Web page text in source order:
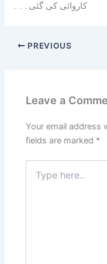
کاروائی کی گئی۔۔۔
PREVIOUS
Leave a
Your email address
fields are marked *
here..